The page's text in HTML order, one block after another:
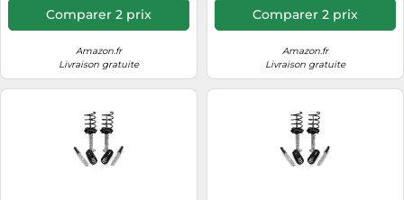
Comparer 2 prix
Amazon.fr
Livraison gratuite
Comparer 2 prix
Amazon.fr
Livraison gratuite